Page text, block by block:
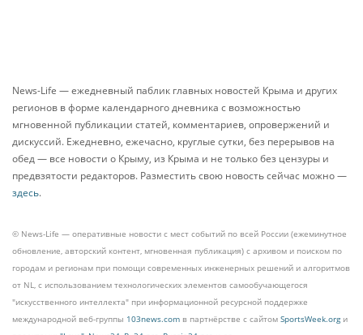
News-Life — ежедневный паблик главных новостей Крыма и других
регионов в форме календарного дневника с возможностью
мгновенной публикации статей, комментариев, опровержений и
дискуссий. Ежедневно, ежечасно, круглые сутки, без перерывов на
обед — все новости о Крыму, из Крыма и не только без цензуры и
предвзятости редакторов. Разместить свою новость сейчас можно —
здесь.
© News-Life — оперативные новости с мест событий по всей России (ежеминутное
обновление, авторский контент, мгновенная публикация) с архивом и поиском по
городам и регионам при помощи современных инженерных решений и алгоритмов
от NL, с использованием технологических элементов самообучающегося
"искусственного интеллекта" при информационной ресурсной поддержке
международной веб-группы 103news.com в партнёрстве с сайтом SportsWeek.orgи